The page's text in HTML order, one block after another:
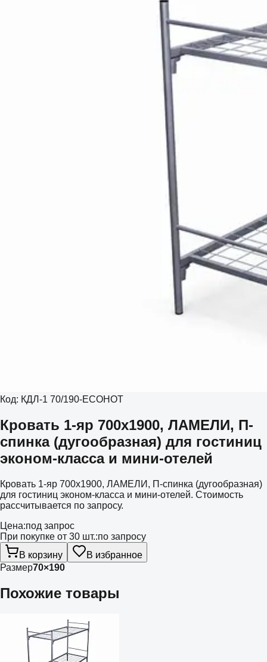
Код: КДЛ-1 70/190-ECOHOT
Кровать 1-яр 700х1900, ЛАМЕЛИ, П-
спинка (дугообразная) для гостиниц
эконом-класса и мини-отелей
Кровать 1-яр 700х1900, ЛАМЕЛИ, П-спинка (дугообразная)
для гостиниц эконом-класса и мини-отелей. Стоимость
рассчитывается по запросу.
Цена:под запрос
При покупке от 30 шт.:по запросу
В корзину
В избранное
Размер70×190
Похожие товары